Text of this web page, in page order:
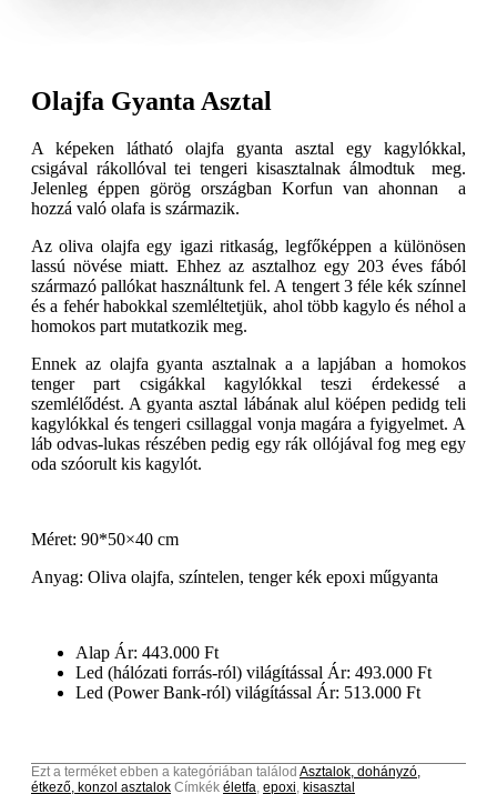
Olajfa Gyanta Asztal
A képeken látható olajfa gyanta asztal egy kagylókkal,
csigával rákollóval tei tengeri kisasztalnak álmodtuk meg.
Jelenleg éppen görög országban Korfun van ahonnan a
hozzá való olafa is származik.
Az oliva olajfa egy igazi ritkaság, legfőképpen a különösen
lassú növése miatt. Ehhez az asztalhoz egy 203 éves fából
származó pallókat használtunk fel. A tengert 3 féle kék színnel
és a fehér habokkal szemléltetjük, ahol több kagylo és néhol a
homokos part mutatkozik meg.
Ennek az olajfa gyanta asztalnak a a lapjában a homokos
tenger part csigákkal kagylókkal teszi érdekessé a
szemlélődést. A gyanta asztal lábának alul köépen pedidg teli
kagylókkal és tengeri csillaggal vonja magára a fyigyelmet. A
láb odvas-lukas részében pedig egy rák ollójával fog meg egy
oda szóorult kis kagylót.
Méret: 90*50×40 cm
Anyag: Oliva olajfa, színtelen, tenger kék epoxi műgyanta
Alap Ár: 443.000 Ft
Led (hálózati forrás-ról) világítással Ár: 493.000 Ft
Led (Power Bank-ról) világítással Ár: 513.000 Ft
Ezt a terméket ebben a kategóriában találod Asztalok, dohányzó,
étkező, konzol asztalok Címkék életfa, epoxi, kisasztal